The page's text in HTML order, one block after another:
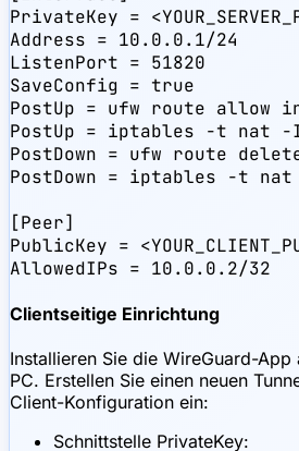
PrivateKey =
Address = 10.0.0.1/24
ListenPort = 51820
SaveConfig = true
PostUp = ufw route allow
PostUp = iptables -t nat -I
PostDown = ufw route
PostDown = iptables -t nat -D
[Peer]
PublicKey =
AllowedIPs = 10.0.0.2/32
Clientseitige Einrichtung
Installieren Sie die WireGuard-
PC. Erstellen Sie einen neuen
Client-Konfiguration ein:
Schnittstelle PrivateKey: